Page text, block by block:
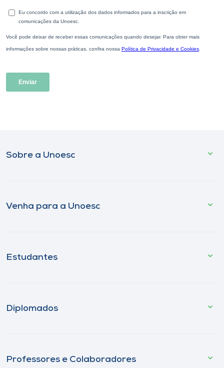
Sobre a Unoesc
Venha para a Unoesc
Estudantes
Diplomados
Professores e Colaboradores